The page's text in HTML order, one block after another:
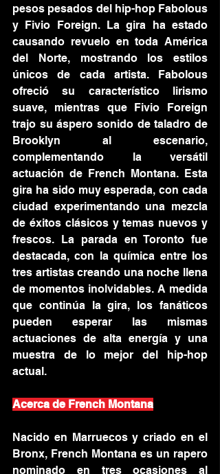
pesos pesados ​​del hip-hop Fabolous
y Fivio Foreign. La gira ha estado
causando revuelo en toda América
del Norte, mostrando los estilos
únicos de cada artista. Fabolous
ofreció su característico lirismo
suave, mientras que Fivio Foreign
trajo su áspero sonido de taladro de
Brooklyn al escenario,
complementando la versátil
actuación de French Montana. Esta
gira ha sido muy esperada, con cada
ciudad experimentando una mezcla
de éxitos clásicos y temas nuevos y
frescos. La parada en Toronto fue
destacada, con la química entre los
tres artistas creando una noche llena
de momentos inolvidables. A medida
que continúa la gira, los fanáticos
pueden esperar las mismas
actuaciones de alta energía y una
muestra de lo mejor del hip-hop
actual.
Acerca de French Montana
Nacido en Marruecos y criado en el
Bronx, French Montana es un rapero
nominado en tres ocasiones al